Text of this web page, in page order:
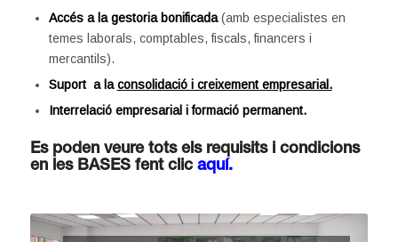
Accés a la gestoria bonificada(amb especialistes en
temes laborals, comptables, fiscals, financers i
mercantils).
Suport a laconsolidació i creixement empresarial.
Interrelació empresarial i formació permanent.
Es poden veure tots els requisits i condicions
en les BASES fent clic aquí.